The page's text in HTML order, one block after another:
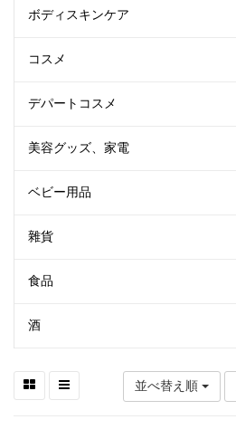
ボディスキンケア
コスメ
デパートコスメ
美容グッズ、家電
ベビー用品
雜貨
食品
酒
並べ替え順